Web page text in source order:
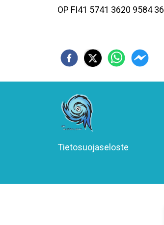
OP FI41 5741 3620 9584 36
Tietosuojaseloste